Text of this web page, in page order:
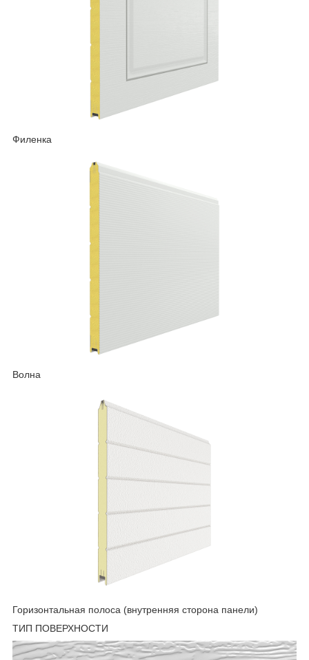
Филенка
Волна
Горизонтальная полоса (внутренняя сторона панели)
ТИП ПОВЕРХНОСТИ